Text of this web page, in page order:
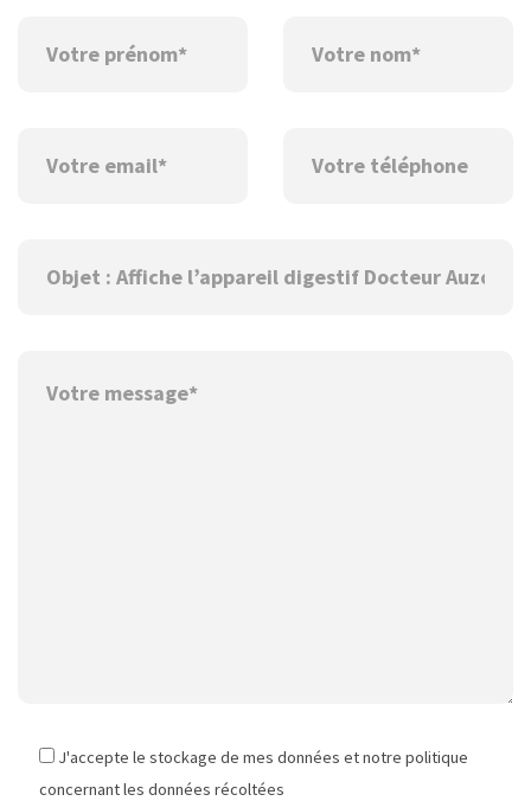
J'accepte le stockage de mes données et notre politique
concernant les données récoltées